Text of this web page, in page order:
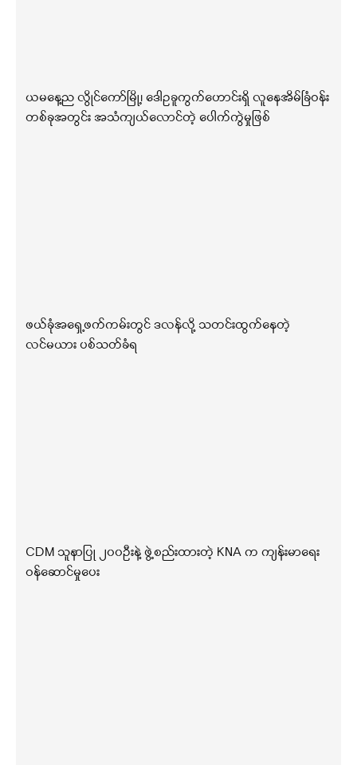
ယမနေ့ည လွိုင်ကော်မြို့၊ ဒေါဥခူကွက်ဟောင်းရှိ လူနေအိမ်ခြံဝန်း
တစ်ခုအတွင်း အသံကျယ်လောင်တဲ့ ပေါက်ကွဲမှုဖြစ်
ဖယ်ခုံအရှေ့ဖက်ကမ်းတွင် ဒလန်လို့ သတင်းထွက်နေတဲ့
လင်မယား ပစ်သတ်ခံရ
CDM သူနာပြု ၂၀၀ဦးနဲ့ ဖွဲ့စည်းထားတဲ့ KNA က ကျန်းမာရေး
ဝန်ဆောင်မှုပေး